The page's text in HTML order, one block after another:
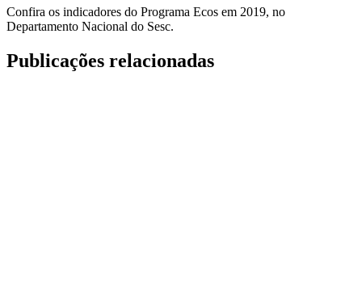
Confira os indicadores do Programa Ecos em 2019, no
Departamento Nacional do Sesc.
Publicações relacionadas